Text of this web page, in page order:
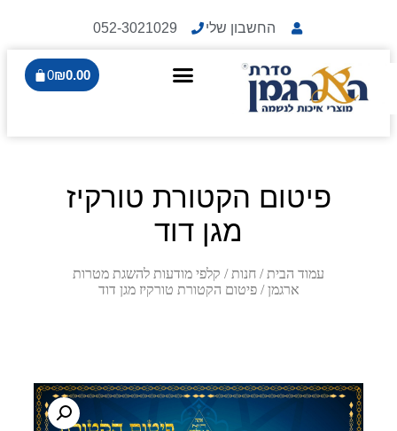
החשבון שלי 052-3021029
₪0.00
0
פיטום הקטורת טורקיז
מגן דוד
עמוד הבית / חנות / קלפי מודעות להשגת מטרות
ארגמן/ פיטום הקטורת טורקיז מגן דוד